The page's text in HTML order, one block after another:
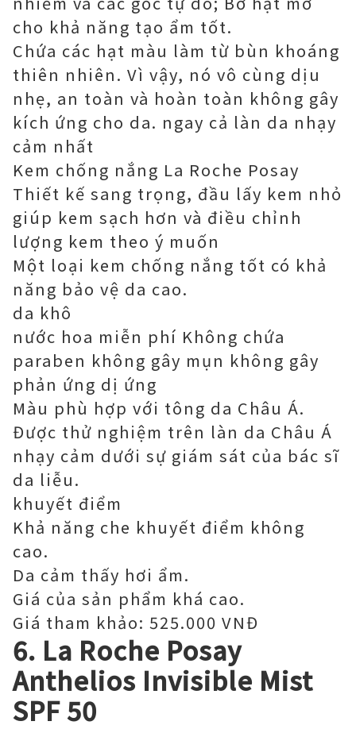
cho khả năng tạo ẩm tốt.
Chứa các hạt màu làm từ bùn khoáng
thiên nhiên. Vì vậy, nó vô cùng dịu
nhẹ, an toàn và hoàn toàn không gây
kích ứng cho da. ngay cả làn da nhạy
cảm nhất
Kem chống nắng La Roche Posay
Thiết kế sang trọng, đầu lấy kem nhỏ
giúp kem sạch hơn và điều chỉnh
lượng kem theo ý muốn
Một loại kem chống nắng tốt có khả
năng bảo vệ da cao.
da khô
nước hoa miễn phí Không chứa
paraben không gây mụn không gây
phản ứng dị ứng
Màu phù hợp với tông da Châu Á.
Được thử nghiệm trên làn da Châu Á
nhạy cảm dưới sự giám sát của bác sĩ
da liễu.
khuyết điểm
Khả năng che khuyết điểm không
cao.
Da cảm thấy hơi ẩm.
Giá của sản phẩm khá cao.
Giá tham khảo: 525.000 VNĐ
6. La Roche Posay
Anthelios Invisible Mist
SPF 50